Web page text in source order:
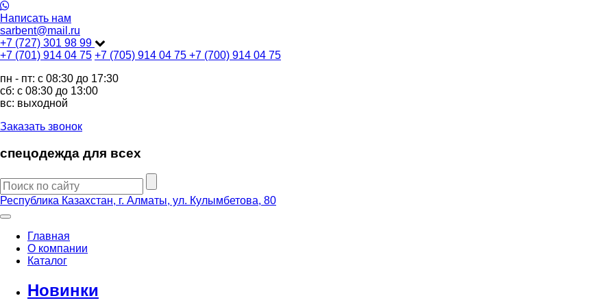
Написать нам
sarbent@mail.ru
+7 (727) 301 98 99
+7 (701) 914 04 75 +7 (705) 914 04 75 +7 (700) 914 04 75
пн - пт: c 08:30 до 17:30
сб: c 08:30 до 13:00
вс: выходной
Заказать звонок
спецодежда для всех
Республика Казахстан, г. Алматы, ул. Кулымбетова, 80
Главная
О компании
Каталог
Новинки